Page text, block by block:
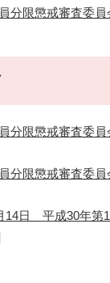
分限懲戒審査委
分限懲戒審査委
分限懲戒審査委
14日 平成30年第